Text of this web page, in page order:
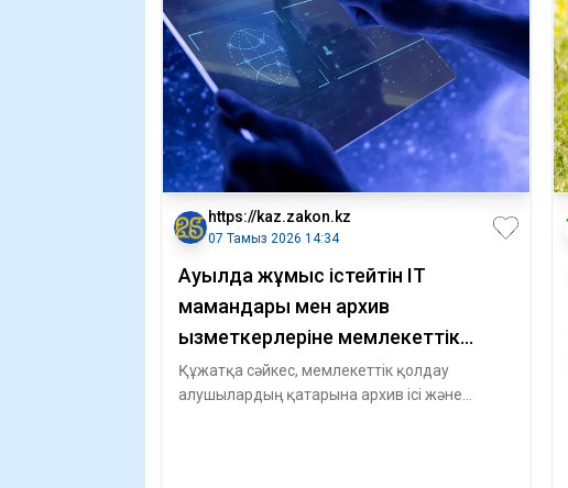
https://kaz.zakon.kz
07 Тамыз 2026 14:34
Ауылда жұмыс істейтін IT
мамандары мен архив
қызметкерлеріне мемлекеттік
қолдау көрсетілмек
Құжатқа сәйкес, мемлекеттік қолдау
алушылардың қатарына архив ісі және